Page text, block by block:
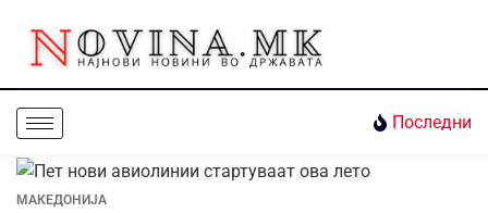
Последни
МАКЕДОНИЈА